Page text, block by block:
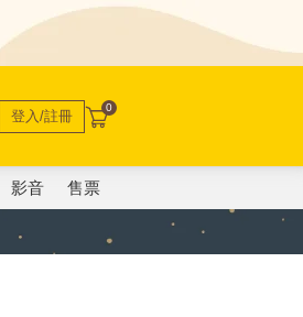
登入/註冊 0
影音 售票